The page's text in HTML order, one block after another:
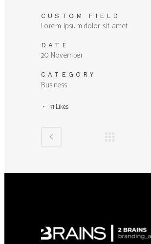
CUSTOM FIELD
Lorem ipsum dolor sit amet
DATE
20 November
CATEGORY
Business
31 Likes